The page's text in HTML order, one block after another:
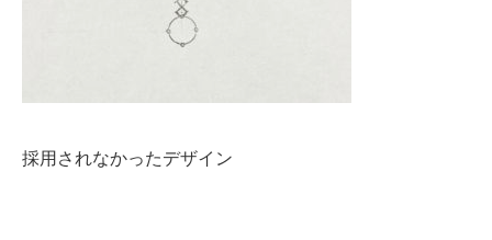
採用されなかったデザイン